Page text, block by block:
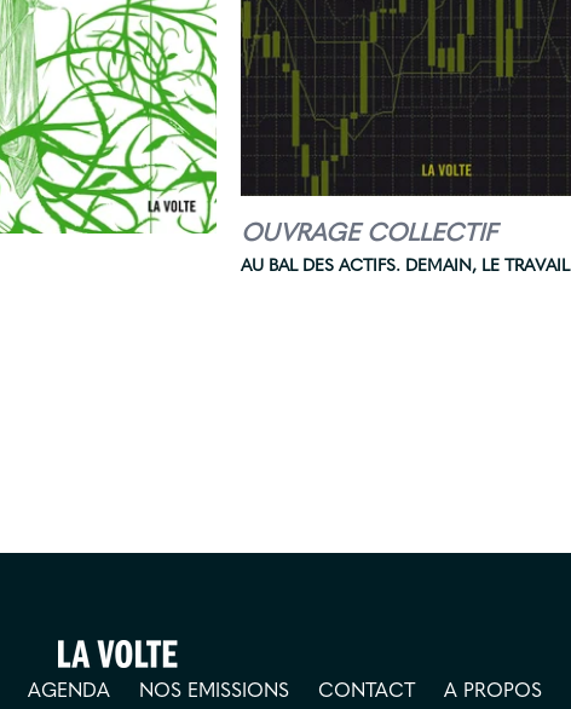
OUVRAGE COLLECTIF
AU BAL DES ACTIFS. DEMAIN, LE TRAVAIL
AGENDA NOS EMISSIONS CONTACT A PROPOS